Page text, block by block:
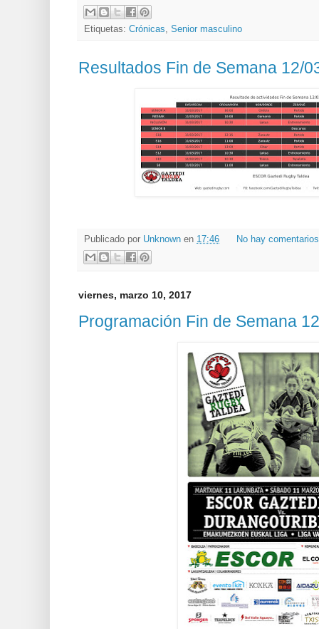
Etiquetas: Crónicas Senior masculino
Resultados Fin de Semana 12/
Publicado por Unknown en 17:46 No hay
viernes, marzo 10, 2017
Programación Fin de Semana